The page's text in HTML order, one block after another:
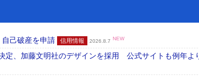
己破産を申請 信用情報 2026.8.7 NEW
、加藤文明社のデザインを採用 公式サイトも例年よ